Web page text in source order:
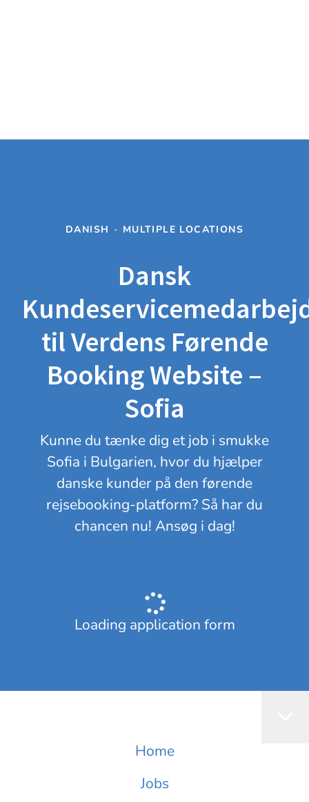
DANISH · MULTIPLE LOCATIONS
Dansk
til Verdens Førende
Booking Website –
Sofia
Kunne du tænke dig et job i smukke
Sofia i Bulgarien, hvor du hjælper
danske kunder på den førende
rejsebooking-platform? Så har du
chancen nu! Ansøg i dag!
Loading application form
Home
Jobs